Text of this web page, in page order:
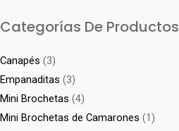
Categorías De Productos
Canapés (3)
Empanaditas (3)
Mini Brochetas (4)
Mini Brochetas de Camarones (1)